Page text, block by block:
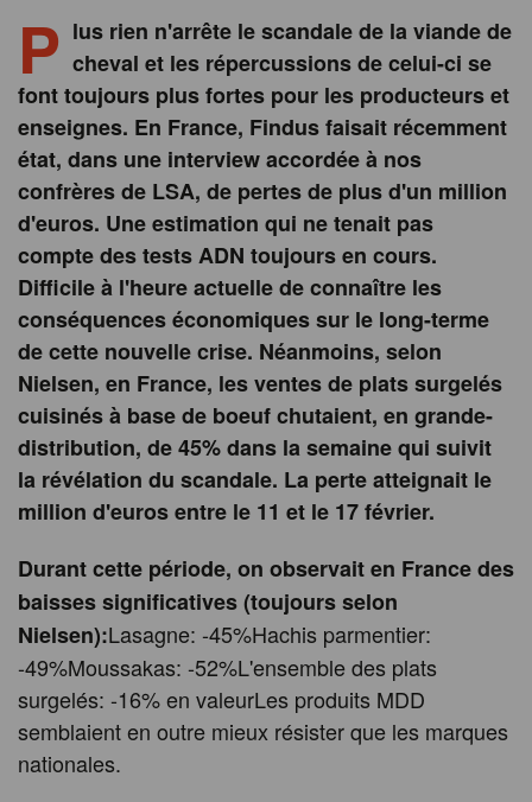
P lus rien n'arrête le scandale de la viande de
cheval et les répercussions de celui-ci se
font toujours plus fortes pour les producteurs et
enseignes. En France, Findus faisait récemment
état, dans une interview accordée à nos
confrères de LSA, de pertes de plus d'un million
d'euros. Une estimation qui ne tenait pas
compte des tests ADN toujours en cours.
Difficile à l'heure actuelle de connaître les
conséquences économiques sur le long-terme
de cette nouvelle crise. Néanmoins, selon
Nielsen, en France, les ventes de plats surgelés
cuisinés à base de boeuf chutaient, en grande-
distribution, de 45% dans la semaine qui suivit
la révélation du scandale. La perte atteignait le
million d'euros entre le 11 et le 17 février.
Durant cette période, on observait en France des
baisses significatives (toujours selon
Nielsen):Lasagne: -45%Hachis parmentier:
-49%Moussakas: -52%L'ensemble des plats
surgelés: -16% en valeurLes produits MDD
semblaient en outre mieux résister que les marques
nationales.